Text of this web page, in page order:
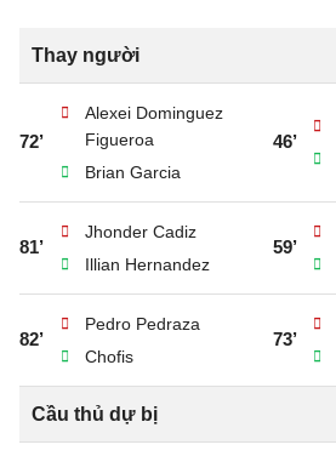
Thay người
72’
Alexei Dominguez
Figueroa
Brian Garcia
46’
81’
Jhonder Cadiz
Illian Hernandez
59’
82’
Pedro Pedraza
Chofis
73’
Cầu thủ dự bị